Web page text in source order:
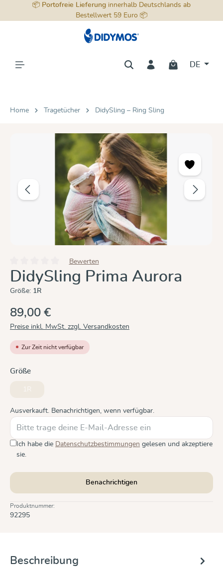
springen
📦 Portofreie Lieferung innerhalb Deutschlands ab
Bestellwert 59 Euro 📦
DE
Home Tragetücher DidySling – Ring Sling
Bildergalerie überspringen
Durchschnittliche Bewertung von 0 von 5 Sternen
Bewerten
DidySling Prima Aurora
Größe: 1R
89,00 €
Preise inkl. MwSt. zzgl. Versandkosten
Zur Zeit nicht verfügbar
Größeauswählen
1R
Ausverkauft. Benachrichtigen, wenn verfügbar.
Ich habe die Datenschutzbestimmungen gelesen und akzeptiere
sie.
Benachrichtigen
Produktnummer:
92295
Beschreibung